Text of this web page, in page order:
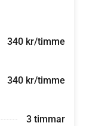
340 kr/timme
340 kr/timme
3 timmar